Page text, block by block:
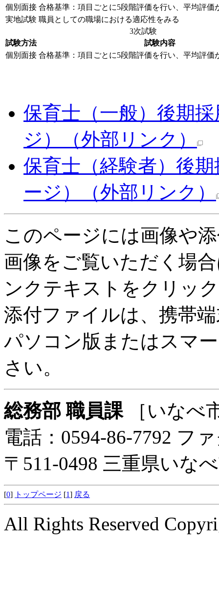
個別面接 合格基準：項目ごとに5段階評価を行い、平均評価
実地試験 職員としての職場における適応性をみる
3次試験
試験方法
試験内容
個別面接 合格基準：項目ごとに5段階評価を行い、平均評価
保育士（一般）後期
ジ）
（外部リンク）
保育士（経験者）後
ージ）
（外部リンク）
このページには画像や
画像をご覧いただく場
ンクテキストをクリッ
添付ファイルは、携帯
パソコン版またはスマ
さい。
総務部 職員課［いなべ
電話：0594-86-7792 フ
〒511-0498 三重県いな
[0] トップページ [1] 戻る
All Rights Reserved